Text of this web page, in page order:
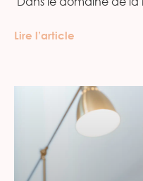
Lire l’article